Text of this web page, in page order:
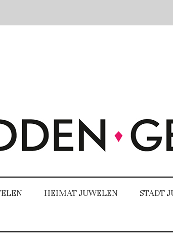
HEIMAT JUWELEN STADT